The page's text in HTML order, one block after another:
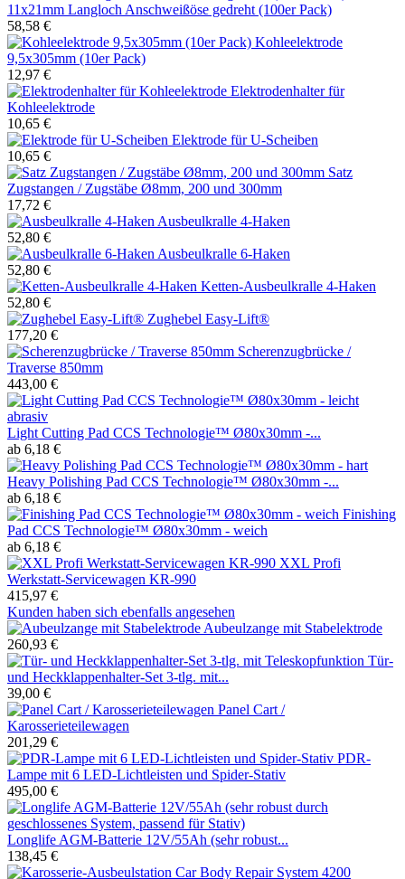
11x21mm Langloch Anschweißöse gedreht (100er Pack)
58,58 €
Kohleelektrode
9,5x305mm (10er Pack)
12,97 €
Elektrodenhalter für
Kohleelektrode
10,65 €
Elektrode für U-Scheiben
10,65 €
Satz
Zugstangen / Zugstäbe Ø8mm, 200 und 300mm
17,72 €
Ausbeulkralle 4-Haken
52,80 €
Ausbeulkralle 6-Haken
52,80 €
Ketten-Ausbeulkralle 4-Haken
52,80 €
Zughebel Easy-Lift®
177,20 €
Scherenzugbrücke /
Traverse 850mm
443,00 €
Light Cutting Pad CCS Technologie™ Ø80x30mm -...
ab 6,18 €
Heavy Polishing Pad CCS Technologie™ Ø80x30mm -...
ab 6,18 €
Finishing
Pad CCS Technologie™ Ø80x30mm - weich
ab 6,18 €
XXL Profi
Werkstatt-Servicewagen KR-990
415,97 €
Kunden haben sich ebenfalls angesehen
Aubeulzange mit Stabelektrode
260,93 €
Tür-
und Heckklappenhalter-Set 3-tlg. mit...
39,00 €
Panel Cart /
Karosserieteilewagen
201,29 €
PDR-
Lampe mit 6 LED-Lichtleisten und Spider-Stativ
495,00 €
Longlife AGM-Batterie 12V/55Ah (sehr robust...
138,45 €